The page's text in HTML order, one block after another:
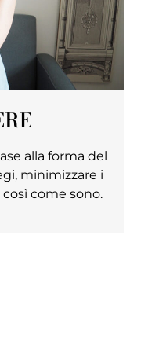
alla forma del
minimizzare i
come sono.